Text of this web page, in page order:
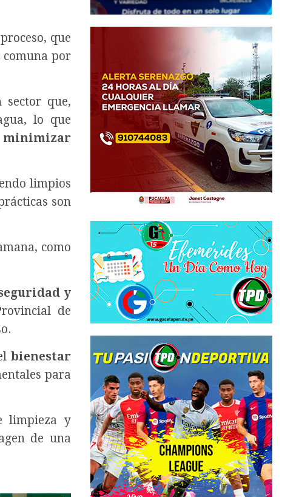
que
comuna por
sector que,
lo que
minimizar
limpios
son
como
y
de
bienestar
para
limpieza y
de una